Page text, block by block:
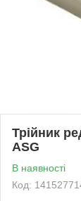
Трійник
ASG
В наявності
Код: